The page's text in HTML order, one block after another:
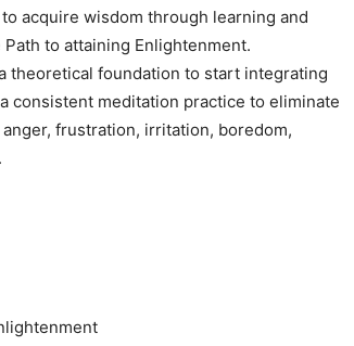
acquire wisdom through learning and
to attaining Enlightenment.
theoretical foundation to start integrating
consistent meditation practice to eliminate
frustration, irritation, boredom,